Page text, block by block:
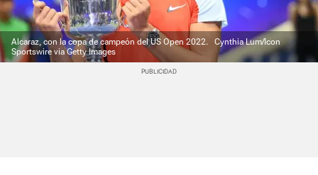
Alcaraz, con la copa de campeón del US Open 2022.
Cynthia Lum/Icon
Sportswire via Getty Images